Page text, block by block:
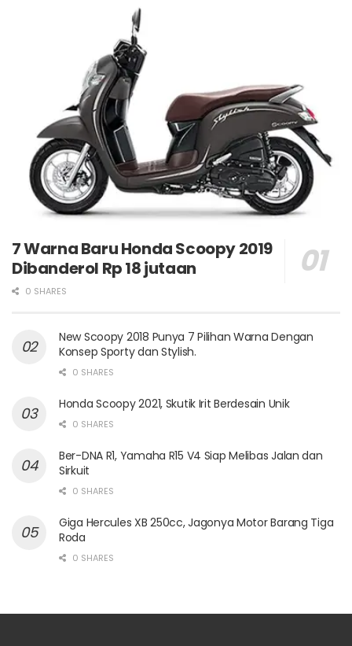
7 Warna Baru Honda Scoopy 2019
Dibanderol Rp 18 jutaan
0 SHARES
New Scoopy 2018 Punya 7 Pilihan Warna Dengan
Konsep Sporty dan Stylish.
0 SHARES
Honda Scoopy 2021, Skutik Irit Berdesain Unik
0 SHARES
Ber-DNA R1, Yamaha R15 V4 Siap Melibas Jalan dan
Sirkuit
0 SHARES
Giga Hercules XB 250cc, Jagonya Motor Barang Tiga
Roda
0 SHARES